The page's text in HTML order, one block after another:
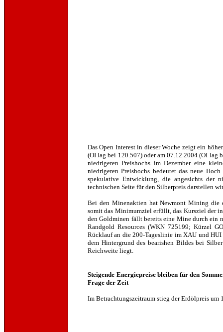
Das Open Interest in dieser Woche zeigt ein
(OI lag bei 120.507) oder am 07.12.2004 (OI lag
niedrigeren Preishochs im Dezember eine
niedrigeren Preishochs bedeutet das neue
spekulative Entwicklung, die angesichts der
technischen Seite für den Silberpreis darstellen
Bei den Minenaktien hat Newmont Mining die
somit das Minimumziel erfüllt, das Kursziel der
den Goldminen fällt bereits eine Mine durch ein
Randgold Resources (WKN 725199; Kürzel
Rücklauf an die 200-Tageslinie im XAU und
dem Hintergrund des bearishen Bildes bei
Reichweite liegt.
Steigende Energiepreise bleiben für den
Frage der Zeit
Im Betrachtungszeitraum stieg der Erdölpreis um